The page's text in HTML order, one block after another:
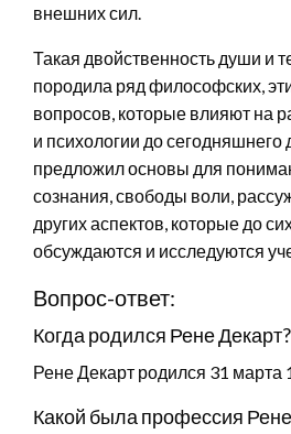
внешних сил.
Такая двойственность души и
породила ряд философских,
вопросов, которые влияют на
и психологии до сегодняшнего
предложил основы для
сознания, свободы воли,
других аспектов, которые до
обсуждаются и исследуются
Вопрос-ответ:
Когда родился Рене Декарт?
Рене Декарт родился 31 марта
Какой была профессия